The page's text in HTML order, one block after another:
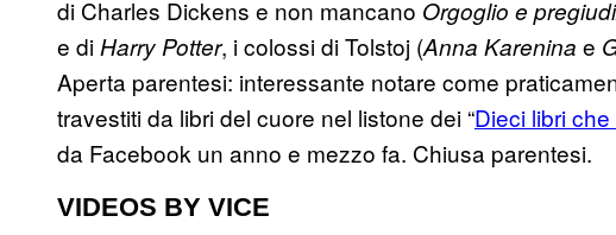
di Charles Dickens e non mancano Orgoglio e
e diHarry Potter, i colossi di Tolstoj (Anna Karenina e
Aperta parentesi: interessante notare come
travestiti da libri del cuore nel listone dei “Dieci libri
da Facebook un anno e mezzo fa. Chiusa parentesi.
VIDEOS BY VICE